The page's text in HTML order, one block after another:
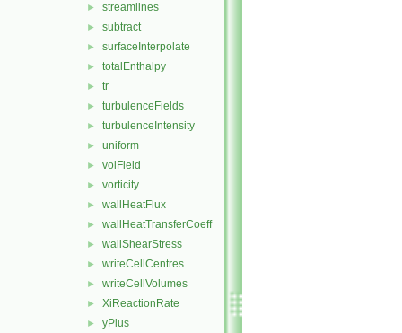
► streamlines
► subtract
► surfaceInterpolate
► totalEnthalpy
► tr
► turbulenceFields
► turbulenceIntensity
► uniform
► volField
► vorticity
► wallHeatFlux
► wallHeatTransferCoeff
► wallShearStress
► writeCellCentres
► writeCellVolumes
► XiReactionRate
► yPlus